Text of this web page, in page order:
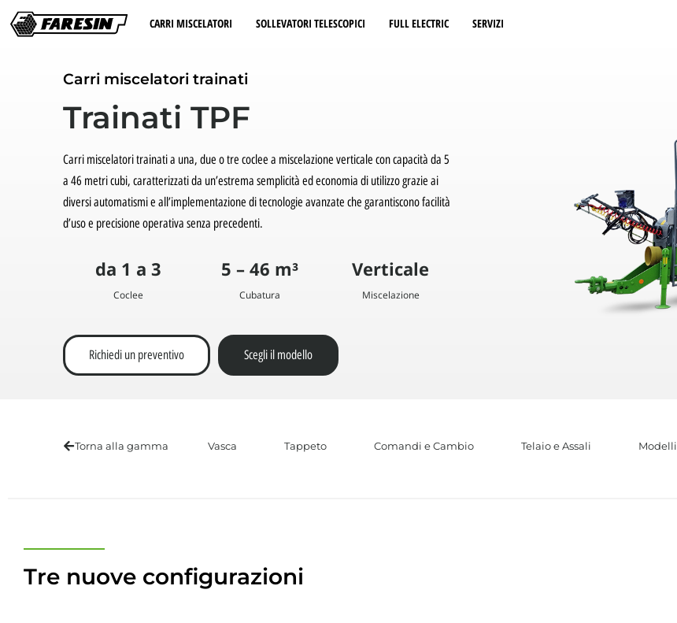
CARRI MISCELATORI SOLLEVATORI TELESCOPICI FULL ELECTRIC SERVIZI
Carri miscelatori trainati
Trainati TPF
Carri miscelatori trainati a una, due o tre coclee a miscelazione verticale con capacità da 5
a 46 metri cubi, caratterizzati da un’estrema semplicità ed economia di utilizzo grazie ai
diversi automatismi e all’implementazione di tecnologie avanzate che garantiscono facilità
d’uso e precisione operativa senza precedenti.
da 1 a 3
Coclee
5 – 46 m³
Cubatura
Verticale
Miscelazione
Richiedi un preventivo Scegli il modello
Torna alla gamma Vasca Tappeto Comandi e Cambio Telaio e Assali Modelli
Tre nuove configurazioni